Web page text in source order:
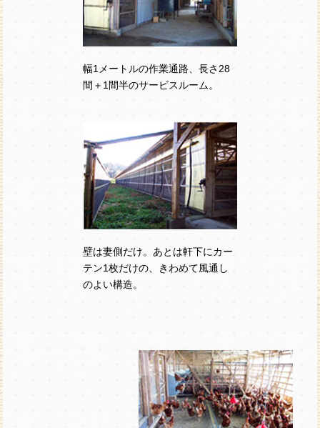
幅1メートルの作業通路、長さ28
間＋1間半のサービスルーム。
壁は妻側だけ。あとは軒下にカー
テン1枚だけの、きわめて風通し
のよい構造。